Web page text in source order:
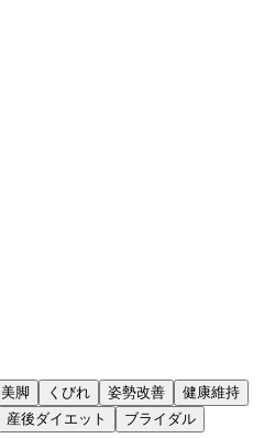
美脚 くびれ 姿勢改善
健康維持
産後ダイエット ブライダル